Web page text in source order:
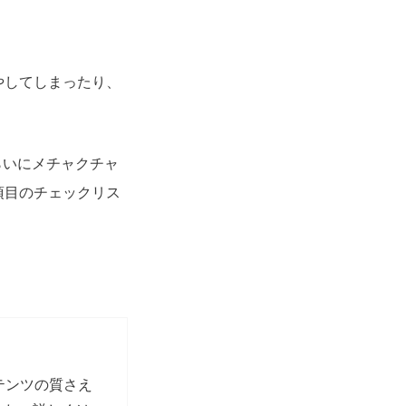
てしまったり、
にメチャクチャ
のチェックリス
ツの質さえ